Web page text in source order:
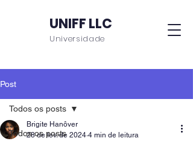
UNIFF LLC
Universidade
Post
Todos os posts
Todos os posts
Brigite Hanôver
28 de fev. de 2024 4 min de leitura